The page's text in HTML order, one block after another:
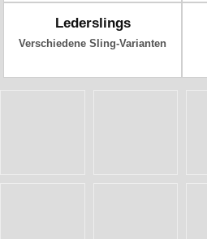
Lederslings
Verschiedene Sling-Varianten